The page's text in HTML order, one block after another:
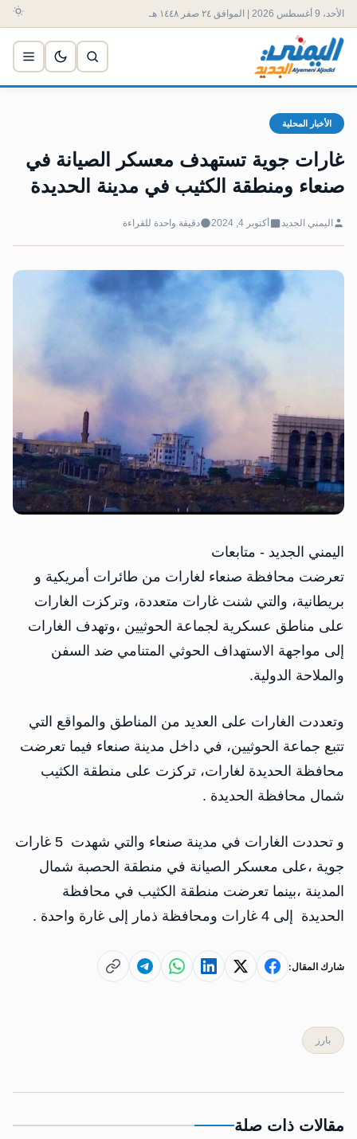
الأحد، 9 أغسطس 2026 | الموافق ٢٤ صفر ١٤٤٨ هـ
الأخبار المحلية
غارات جوية تستهدف معسكر الصيانة في
صنعاء ومنطقة الكثيب في مدينة الحديدة
اليمني الجديد أكتوبر 4, 2024 دقيقة واحدة للقراءة
اليمني الجديد - متابعات
تعرضت محافظة صنعاء لغارات من طائرات أمريكية و
بريطانية، والتي شنت غارات متعددة، وتركزت الغارات
على مناطق عسكرية لجماعة الحوثيين ،وتهدف الغارات
إلى مواجهة الاستهداف الحوثي المتنامي ضد السفن
والملاحة الدولية.
وتعددت الغارات على العديد من المناطق والمواقع التي
تتبع جماعة الحوثيين، في داخل مدينة صنعاء فيما تعرضت
محافظة الحديدة لغارات، تركزت على منطقة الكثيب
شمال محافظة الحديدة .
و تحددت الغارات في مدينة صنعاء والتي شهدت 5 غارات
جوية ،على معسكر الصيانة في منطقة الحصبة شمال
المدينة ،بينما تعرضت منطقة الكثيب في محافظة
الحديدة إلى 4 غارات ومحافظة ذمار إلى غارة واحدة .
شارك المقال:
بارز
مقالات ذات صلة